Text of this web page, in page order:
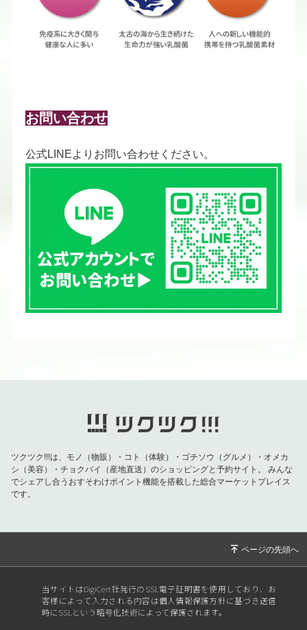
お問い合わせ
公式LINEよりお問い合わせください。
ツクツク!!!は、モノ（物販）・コト（体験）・ゴチソウ（グルメ）・オメカ
シ（美容）・チョクバイ（産地直送）のショッピングと予約サイト。
みんな
でシェアし合うおすそわけポイント機能を搭載した総合マーケットプレイス
です。
当サイトはDigiCert社発行のSSL電子証明書を使用しており、お
客様によって入力される内容は個人情報保護方針に基づき送信
時にSSLという暗号化技術によって保護されます。